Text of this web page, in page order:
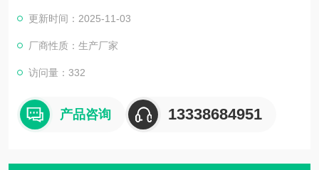
更新时间：2025-11-03
厂商性质：生产厂家
访问量：332
产品咨询 13338684951